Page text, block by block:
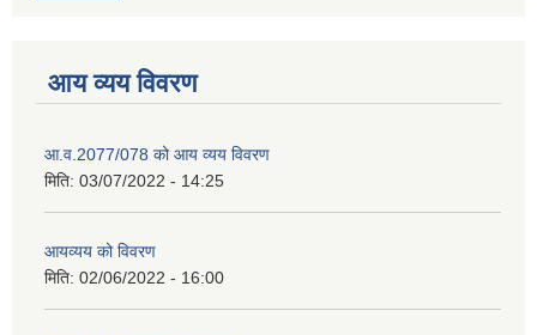
आय व्यय विवरण
आ.व.2077/078 को आय व्यय विवरण
मिति: 03/07/2022 - 14:25
आयव्यय को विवरण
मिति: 02/06/2022 - 16:00